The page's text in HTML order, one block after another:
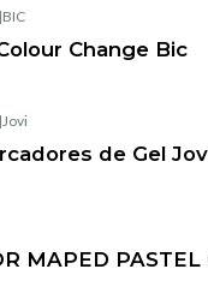
|BIC
Change Bic
|Jovi
de Gel
MAPED PASTEL